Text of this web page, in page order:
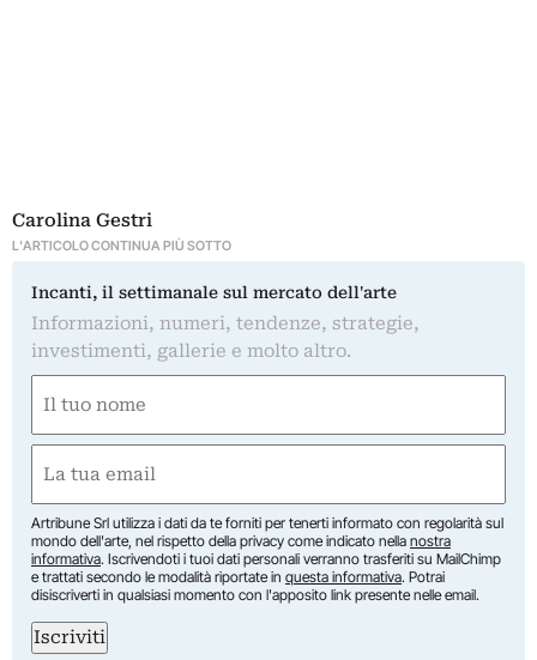
Carolina Gestri
L'ARTICOLO CONTINUA PIÙ SOTTO
Incanti, il settimanale sul mercato dell'arte
Informazioni, numeri, tendenze, strategie,
investimenti, gallerie e molto altro.
(Obbligatorio)
(Obbligatorio)
Artribune Srl utilizza i dati da te forniti per tenerti informato con regolarità sul
mondo dell'arte, nel rispetto della privacy come indicato nella nostra
informativa. Iscrivendoti i tuoi dati personali verranno trasferiti su MailChimp
e trattati secondo le modalità riportate in questa informativa. Potrai
disiscriverti in qualsiasi momento con l'apposito link presente nelle email.
Iscriviti